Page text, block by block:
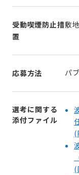
受動喫煙防止措
置
敷
応募方法 パ
選考に関する
添付ファイル